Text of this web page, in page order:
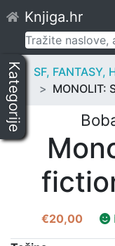
to
content
Knjiga.hr
Pretraži:
Kategorije SF, FANTASY,
MONOLIT:
€20,00